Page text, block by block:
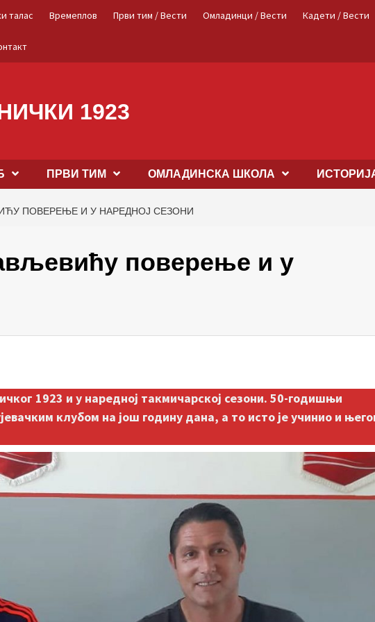
талас Времеплов Први тим / Вести Омладинци / Вести Кадети / Вести
1923
ПРВИ ТИМ OМЛАДИНСКА ШКОЛА
ПОВЕРЕЊЕ И У НАРЕДНОЈ СЕЗОНИ
поверење и у
1923 и у наредној такмичарској сезони. 50-годишњи
клубом на још годину дана, а то исто је учинио и